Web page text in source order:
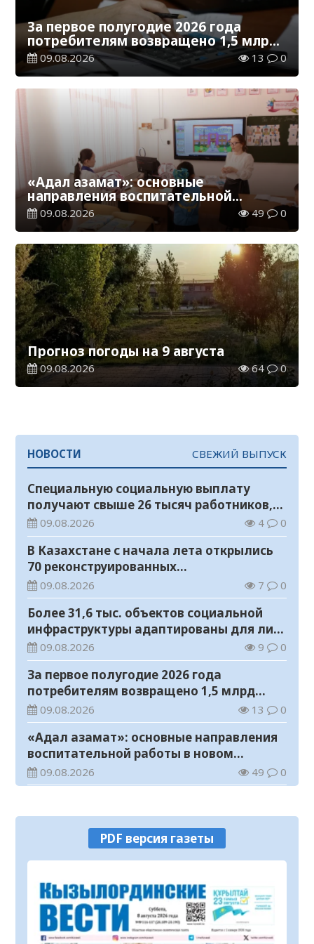
За первое полугодие 2026 года
потребителям возвращено 1,5 млрд
тенге
09.08.2026 13 0
«Адал азамат»: основные
направления воспитательной
работы в новом учебном году
09.08.2026 49 0
Прогноз погоды на 9 августа
09.08.2026 64 0
НОВОСТИ СВЕЖИЙ ВЫПУСК
Специальную социальную выплату
получают свыше 26 тысяч работников,
занятых во вредных условиях труда
09.08.2026 4 0
В Казахстане с начала лета открылись
70 реконструированных
железнодорожных вокзалов
09.08.2026 7 0
Более 31,6 тыс. объектов социальной
инфраструктуры адаптированы для лиц
с инвалидностью
09.08.2026 9 0
За первое полугодие 2026 года
потребителям возвращено 1,5 млрд
тенге
09.08.2026 13 0
«Адал азамат»: основные направления
воспитательной работы в новом
учебном году
09.08.2026 49 0
09.08.2026 64 0
Государство расширяет поддержку
граждан, переезжающих в новые
08.08.2026
Казахстан экспортировал 13,9 млн тонн
зерна и муки в зерновом эквиваленте
PDF версия газеты